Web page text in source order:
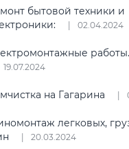
бытовой техники и
02.04.2024
работы.
19.07.2024
на Гагарина
легковых,
20.03.2024